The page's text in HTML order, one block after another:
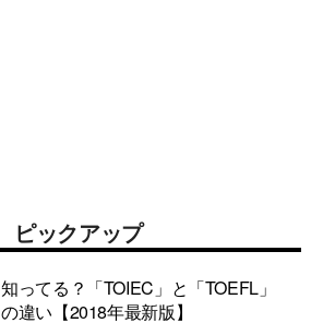
ピックアップ
知ってる？「TOIEC」と「TOEFL」
の違い【2018年最新版】